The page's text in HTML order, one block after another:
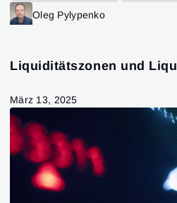
Patrones de Trading
Oleg Pylypenko
Liquiditätszonen und
März 13, 2025